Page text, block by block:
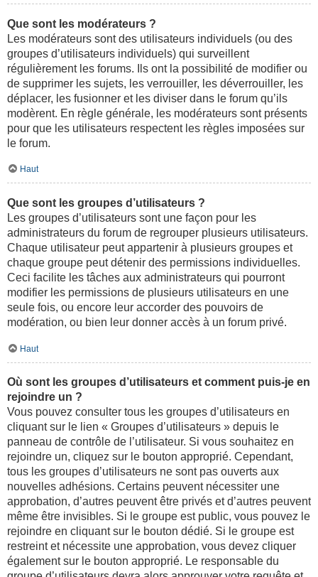
Que sont les modérateurs ?
Les modérateurs sont des utilisateurs individuels (ou des
groupes d’utilisateurs individuels) qui surveillent
régulièrement les forums. Ils ont la possibilité de modifier ou
de supprimer les sujets, les verrouiller, les déverrouiller, les
déplacer, les fusionner et les diviser dans le forum qu’ils
modèrent. En règle générale, les modérateurs sont présents
pour que les utilisateurs respectent les règles imposées sur
le forum.
Haut
Que sont les groupes d’utilisateurs ?
Les groupes d’utilisateurs sont une façon pour les
administrateurs du forum de regrouper plusieurs utilisateurs.
Chaque utilisateur peut appartenir à plusieurs groupes et
chaque groupe peut détenir des permissions individuelles.
Ceci facilite les tâches aux administrateurs qui pourront
modifier les permissions de plusieurs utilisateurs en une
seule fois, ou encore leur accorder des pouvoirs de
modération, ou bien leur donner accès à un forum privé.
Haut
Où sont les groupes d’utilisateurs et comment puis-je en
rejoindre un ?
Vous pouvez consulter tous les groupes d’utilisateurs en
cliquant sur le lien « Groupes d’utilisateurs » depuis le
panneau de contrôle de l’utilisateur. Si vous souhaitez en
rejoindre un, cliquez sur le bouton approprié. Cependant,
tous les groupes d’utilisateurs ne sont pas ouverts aux
nouvelles adhésions. Certains peuvent nécessiter une
approbation, d’autres peuvent être privés et d’autres peuvent
même être invisibles. Si le groupe est public, vous pouvez le
rejoindre en cliquant sur le bouton dédié. Si le groupe est
restreint et nécessite une approbation, vous devez cliquer
également sur le bouton approprié. Le responsable du